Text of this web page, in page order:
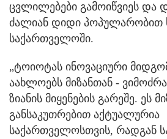
ცვლილებები გამოიწვიეს და
ძალიან დიდი პოპულარობით
საქართველოში.
„ტოიოტას ინოვაციური
აახლოებს მიზანთან -
ზიანის მიყენების გარეშე. ეს
განსაკუთრებით აქტუალურია
საქართველოსთვის, რადგან